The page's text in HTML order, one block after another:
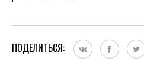
ПОДЕЛИТЬСЯ: